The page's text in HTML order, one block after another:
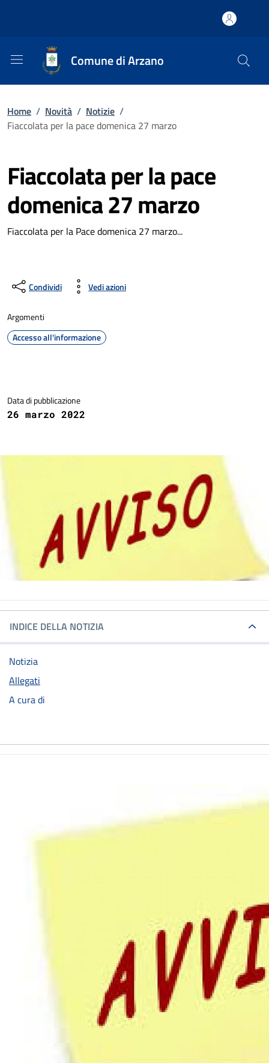
Comune di Arzano
Home / Novità / Notizie /
Fiaccolata per la pace domenica 27 marzo
Fiaccolata per la pace
domenica 27 marzo
Fiaccolata per la Pace domenica 27 marzo...
Condividi Vedi azioni
Argomenti
Accesso all'informazione
Data di pubblicazione
26 marzo 2022
INDICE DELLA NOTIZIA
Notizia
Allegati
A cura di